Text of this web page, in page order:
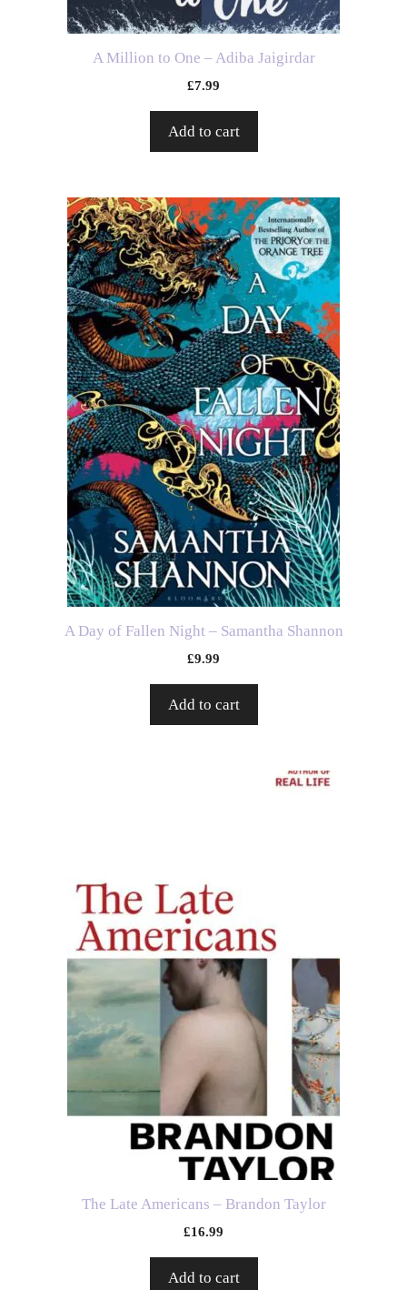
A Million to One – Adiba Jaigirdar
£7.99
Add to cart
A Day of Fallen Night – Samantha Shannon
£9.99
Add to cart
The Late Americans – Brandon Taylor
£16.99
Add to cart